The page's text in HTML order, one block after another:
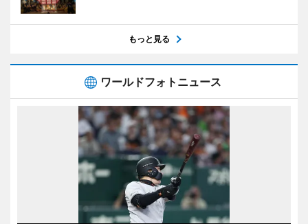
もっと見る
ワールドフォトニュース